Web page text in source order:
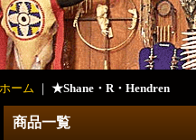
ホーム ｜ ★Shane・R・Hendren
商品一覧